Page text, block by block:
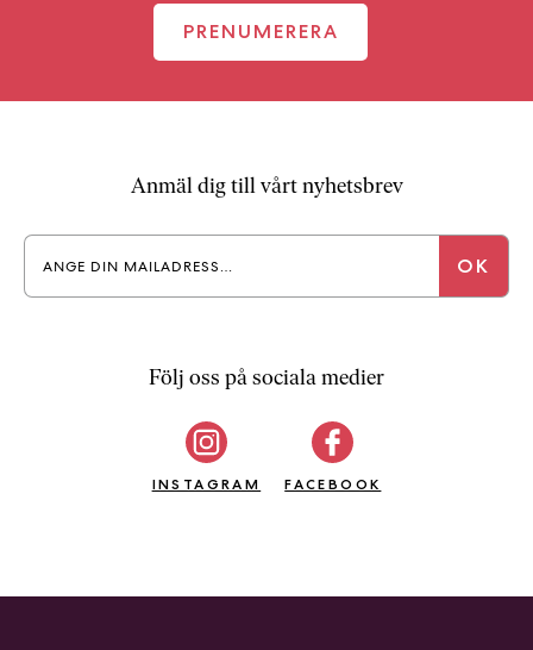
PRENUMERERA
Anmäl dig till vårt nyhetsbrev
Följ oss på sociala medier
INSTAGRAM FACEBOOK